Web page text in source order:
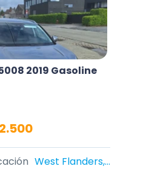
2019 Gasoline
West Flanders, Belgium